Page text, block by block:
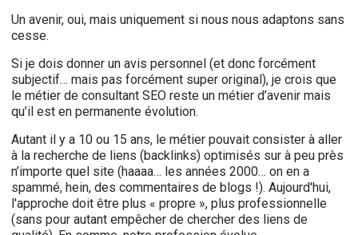
Un avenir, oui, mais uniquement si nous nous adaptons sans
cesse.
Si je dois donner un avis personnel (et donc forcément
subjectif… mais pas forcément super original), je crois que
le métier de consultant SEO reste un métier d’avenir mais
qu’il est en permanente évolution.
Autant il y a 10 ou 15 ans, le métier pouvait consister à aller
à la recherche de liens (backlinks) optimisés sur à peu près
n’importe quel site (haaaa… les années 2000… on en a
spammé, hein, des commentaires de blogs !). Aujourd'hui,
l'approche doit être plus « propre », plus professionnelle
(sans pour autant empêcher de chercher des liens de